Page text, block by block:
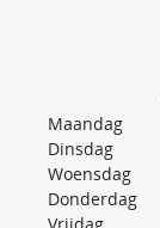
Maandag
Dinsdag
Woensdag
Donderdag